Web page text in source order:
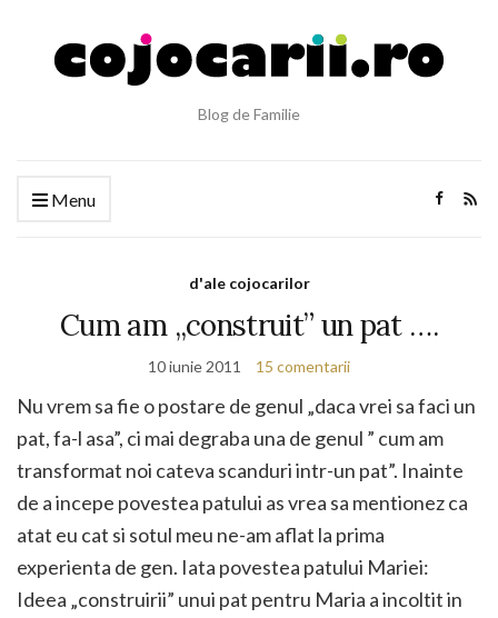
Blog de Familie
Menu
d'ale cojocarilor
Cum am „construit” un pat ….
10 iunie 2011 15 comentarii
Nu vrem sa fie o postare de genul „daca vrei sa faci un
pat, fa-l asa”, ci mai degraba una de genul ” cum am
transformat noi cateva scanduri intr-un pat”. Inainte
de a incepe povestea patului as vrea sa mentionez ca
atat eu cat si sotul meu ne-am aflat la prima
experienta de gen. Iata povestea patului Mariei:
Ideea „construirii” unui pat pentru Maria a incoltit in